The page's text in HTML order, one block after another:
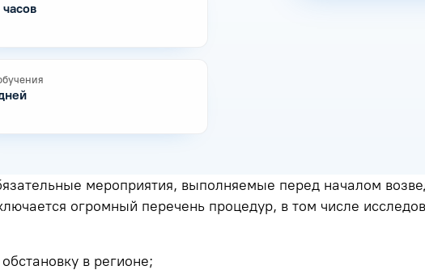
часов
мероприятия, выполняемые перед началом
огромный перечень процедур, в том числе
в регионе;